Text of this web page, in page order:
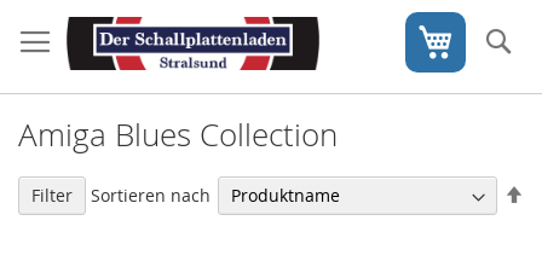
zum
Inhalt
Mein
Amiga Blues Collection
Sortieren nach
Filter